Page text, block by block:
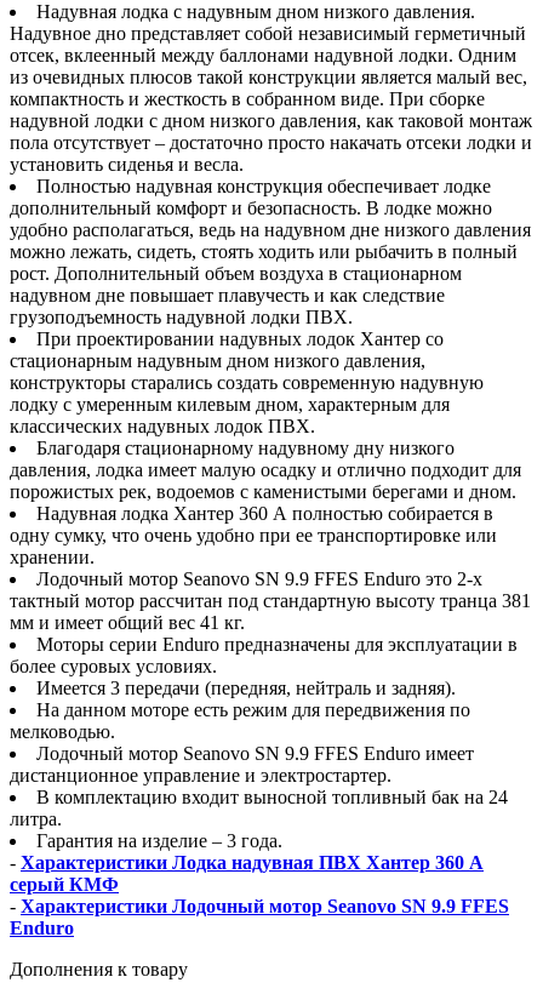
Надувная лодка с надувным дном низкого давления.
Надувное дно представляет собой независимый герметичный
отсек, вклеенный между баллонами надувной лодки. Одним
из очевидных плюсов такой конструкции является малый вес,
компактность и жесткость в собранном виде. При сборке
надувной лодки с дном низкого давления, как таковой монтаж
пола отсутствует – достаточно просто накачать отсеки лодки и
установить сиденья и весла.
Полностью надувная конструкция обеспечивает лодке
дополнительный комфорт и безопасность. В лодке можно
удобно располагаться, ведь на надувном дне низкого давления
можно лежать, сидеть, стоять ходить или рыбачить в полный
рост. Дополнительный объем воздуха в стационарном
надувном дне повышает плавучесть и как следствие
грузоподъемность надувной лодки ПВХ.
При проектировании надувных лодок Хантер со
стационарным надувным дном низкого давления,
конструкторы старались создать современную надувную
лодку с умеренным килевым дном, характерным для
классических надувных лодок ПВХ.
Благодаря стационарному надувному дну низкого
давления, лодка имеет малую осадку и отлично подходит для
порожистых рек, водоемов с каменистыми берегами и дном.
Надувная лодка Хантер 360 А полностью собирается в
одну сумку, что очень удобно при ее транспортировке или
хранении.
Лодочный мотор Seanovo SN 9.9 FFES Enduro это 2-x
тактный мотор рассчитан под стандартную высоту транца 381
мм и имеет общий вес 41 кг.
Моторы серии Enduro предназначены для эксплуатации в
более суровых условиях.
Имеется 3 передачи (передняя, нейтраль и задняя).
На данном моторе есть режим для передвижения по
мелководью.
Лодочный мотор Seanovo SN 9.9 FFES Enduro имеет
дистанционное управление и электростартер.
В комплектацию входит выносной топливный бак на 24
литра.
Гарантия на изделие – 3 года.
- Характеристики Лодка надувная ПВХ Хантер 360 А
серый КМФ
- Характеристики Лодочный мотор Seanovo SN 9.9 FFES
Enduro
Дополнения к товару